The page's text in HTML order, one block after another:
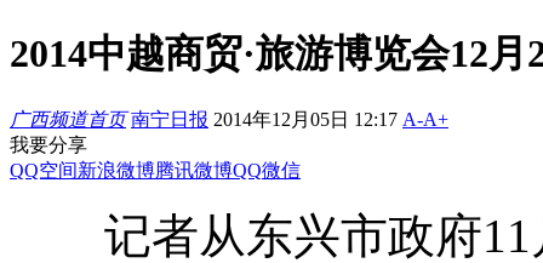
2014中越商贸·旅游博览会12
广西频道首页 南宁日报 2014年12月05日 12:17 A-A+
我要分享
QQ空间新浪微博腾讯微博QQ微信
记者从东兴市政府11